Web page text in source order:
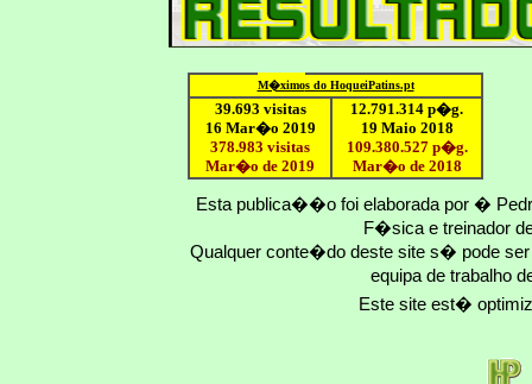
M�ximos do HoqueiPatins.pt
39.693 visitas
16 Mar�o 2019
378.983 visitas
Mar�o de 2019
12.791.314 p�g.
19 Maio 2018
109.380.527p�g.
Mar�o de 2018
Esta publica��o foi elaborada por �
F�sica e treinador
Qualquer conte�do deste site s� pode
equipa de trabalho
Este site est�